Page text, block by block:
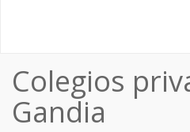
Colegios
Gandia